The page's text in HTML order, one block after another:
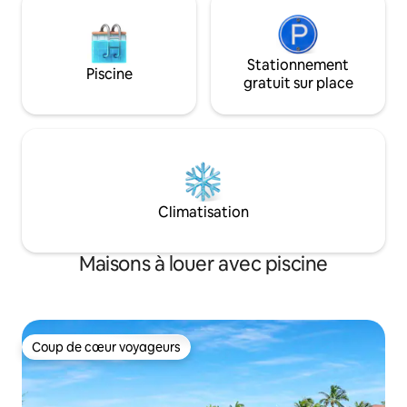
Piscine
Stationnement
gratuit sur place
Climatisation
Maisons à louer avec piscine
Coup de cœur voyageurs
Coup de cœur voyageurs